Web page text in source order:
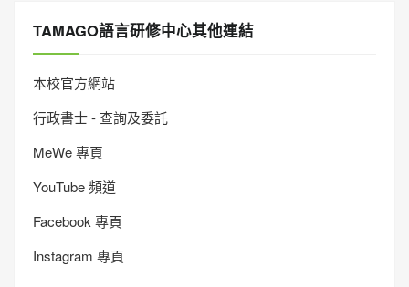
TAMAGO語言研修中心其他連結
本校官方網站
行政書士 - 查詢及委託
MeWe 專頁
YouTube 頻道
Facebook 專頁
Instagram 專頁